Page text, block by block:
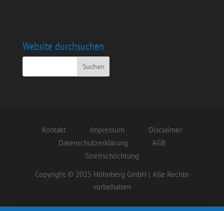
Website durchsuchen
Kontakt Impressum
Disclaimer
Datenschutzerklärung
AGB
Streitschlichtung
Copyright © 2025 Höhnberg GmbH | Alle Rechte
vorbehalten